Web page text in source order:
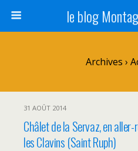
le blog
Archives ›
31 AOÛT 2014
Châlet de la Servaz, en
les Clavins (Saint Ruph)